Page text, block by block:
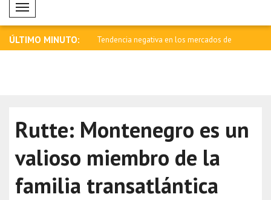
Mobil Menü
ÚLTIMO MINUTO:
un mensaje por el Día de Tendencia negativa en los mercados de
Rutte: Montenegro es un
valioso miembro de la
familia transatlántica